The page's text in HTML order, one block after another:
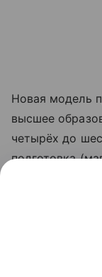
Новая модель
высшее
четырёх до
подготовка
трех лет и